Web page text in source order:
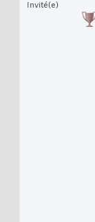
Invité(e)